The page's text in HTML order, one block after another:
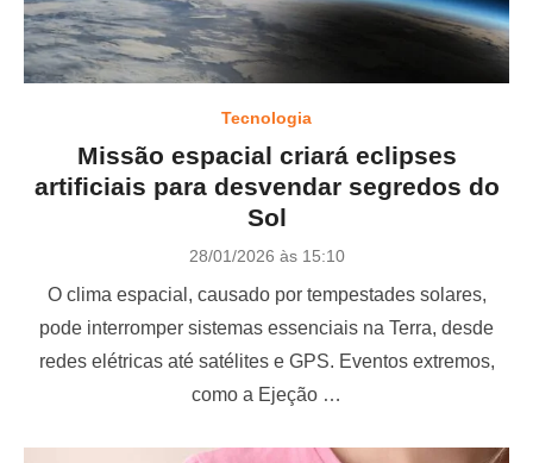
Tecnologia
Missão espacial criará eclipses
artificiais para desvendar segredos do
Sol
P
s
e
d
n
28/01/2026 às 15:10
O clima espacial, causado por tempestades solares,
pode interromper sistemas essenciais na Terra, desde
redes elétricas até satélites e GPS. Eventos extremos,
como a Ejeção …